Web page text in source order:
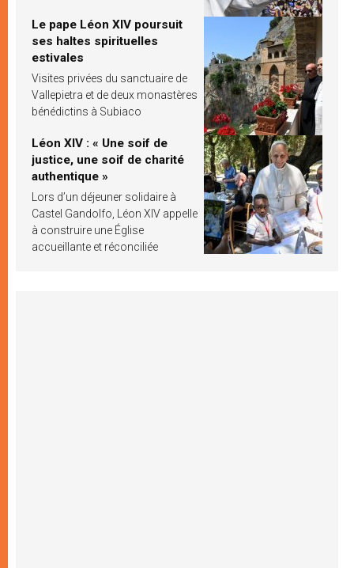
Le pape Léon XIV poursuit
ses haltes spirituelles
estivales
Visites privées du sanctuaire de
Vallepietra et de deux monastères
bénédictins à Subiaco
Léon XIV : « Une soif de
justice, une soif de charité
authentique »
Lors d’un déjeuner solidaire à
Castel Gandolfo, Léon XIV appelle
à construire une Église
accueillante et réconciliée